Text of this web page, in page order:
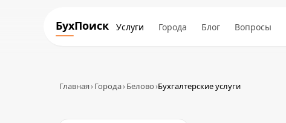
БухПоиск Услуги Города Блог Вопросы
Главная›Города›Белово›Бухгалтерские услуги